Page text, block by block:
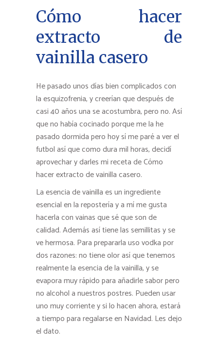
Cómo hacer
extracto de
vainilla casero
He pasado unos días bien complicados con
la esquizofrenia, y creerían que después de
casi 40 años una se acostumbra, pero no. Así
que no había cocinado porque me la he
pasado dormida pero hoy sí me paré a ver el
futbol así que como dura mil horas, decidí
aprovechar y darles mi receta de Cómo
hacer extracto de vainilla casero.
La esencia de vainilla es un ingrediente
esencial en la repostería y a mí me gusta
hacerla con vainas que sé que son de
calidad. Además así tiene las semillitas y se
ve hermosa. Para prepararla uso vodka por
dos razones: no tiene olor así que tenemos
realmente la esencia de la vainilla, y se
evapora muy rápido para añadirle sabor pero
no alcohol a nuestros postres. Pueden usar
uno muy corriente y si lo hacen ahora, estará
a tiempo para regalarse en Navidad. Les dejo
el dato.